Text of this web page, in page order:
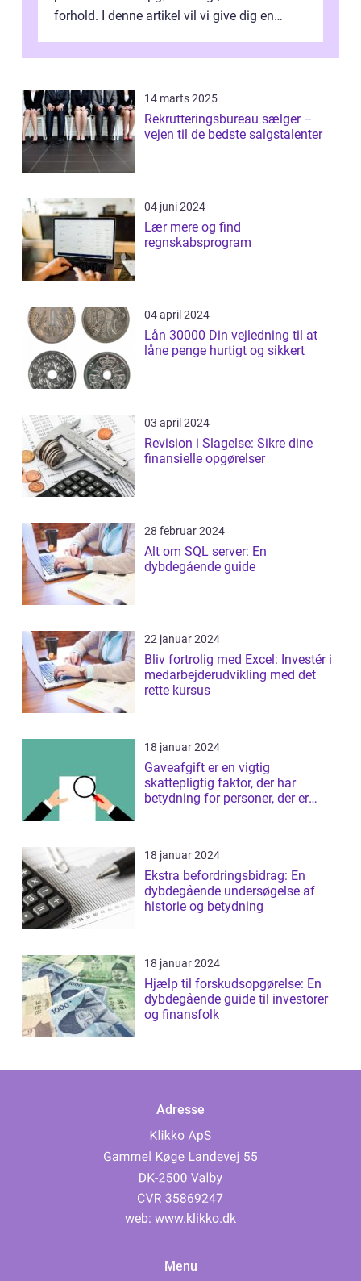
forhold. I denne artikel vil vi give dig en
14 marts 2025
Rekrutteringsbureau sælger –
vejen til de bedste salgstalenter
04 juni 2024
Lær mere og find
regnskabsprogram
04 april 2024
Lån 30000 Din vejledning til at
låne penge hurtigt og sikkert
03 april 2024
Revision i Slagelse: Sikre dine
finansielle opgørelser
28 februar 2024
Alt om SQL server: En
dybdegående guide
22 januar 2024
Bliv fortrolig med Excel: Investér i
medarbejderudvikling med det
rette kursus
18 januar 2024
Gaveafgift er en vigtig
skattepligtig faktor, der har
betydning for personer, der er
18 januar 2024
Ekstra befordringsbidrag: En
dybdegående undersøgelse af
historie og betydning
18 januar 2024
Hjælp til forskudsopgørelse: En
dybdegående guide til investorer
og finansfolk
Adresse
web: www.klikko.dk
Menu